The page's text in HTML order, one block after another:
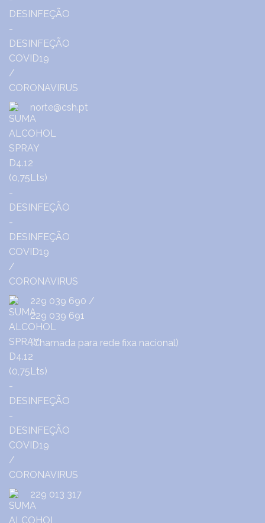
norte@csh.pt
229 039 690 /
229 039 691
(Chamada para rede fixa nacional)
229 013 317